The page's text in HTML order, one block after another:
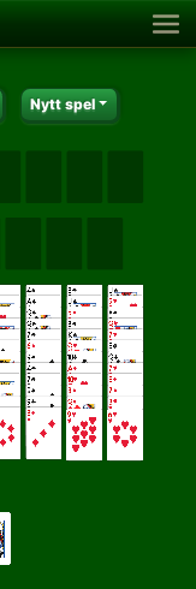
Nytt spel